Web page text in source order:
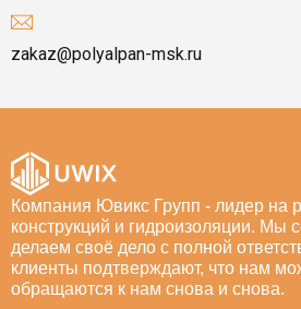
zakaz@polyalpan-msk.ru
Компания Ювикс Групп - лидер на
конструкций и гидроизоляции. Мы
делаем своё дело с полной
клиенты подтверждают, что нам
обращаются к нам снова и снова.